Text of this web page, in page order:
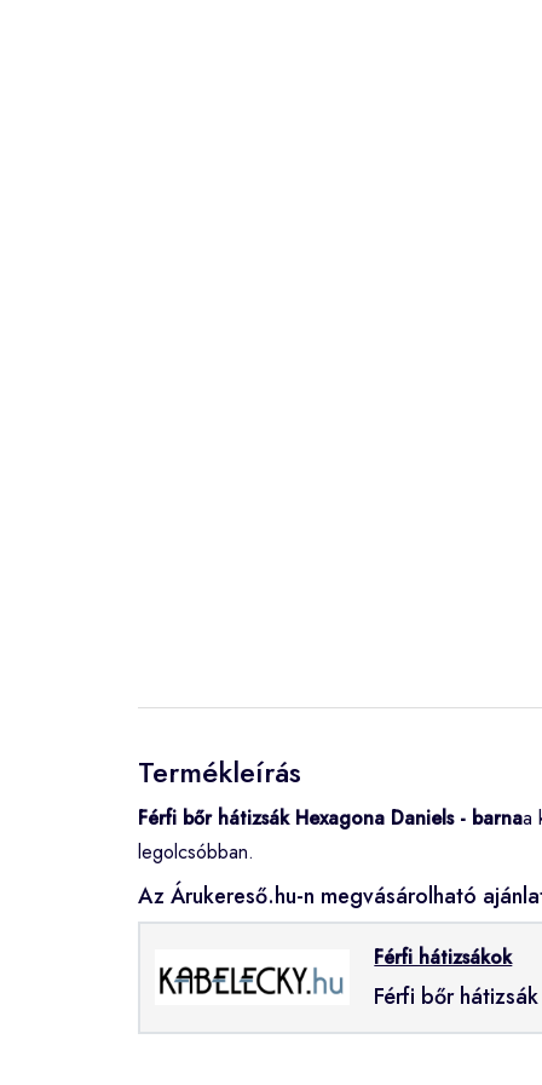
Termékleírás
Férfi bőr hátizsák Hexagona Daniels - barnaa
legolcsóbban.
Az Árukereső.hu-n megvásárolható
Férfi hátizsákok
Férfi bőr